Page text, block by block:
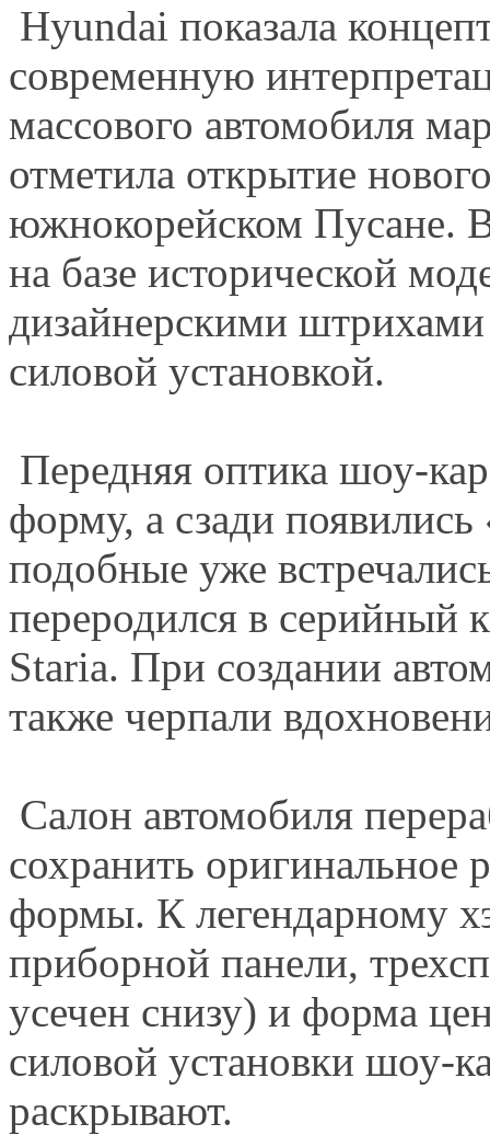
Hyundai показала
современную
массового автомобиля
отметила открытие
южнокорейском Пусане.
на базе исторической
дизайнерскими
силовой установкой.
Передняя оптика шоу-
форму, а сзади
подобные уже
переродился в серийный
Staria. При создании
также черпали
Салон автомобиля
сохранить оригинальное
формы. К легендарному
приборной панели,
усечен снизу) и форма
силовой установки шоу-
раскрывают.